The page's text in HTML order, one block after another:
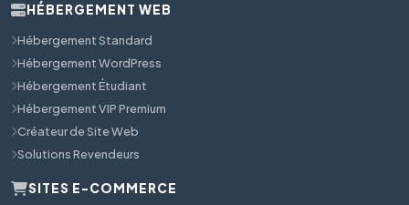
HÉBERGEMENT WEB
Hébergement Standard
Hébergement WordPress
Hébergement Étudiant
Hébergement VIP Premium
Créateur de Site Web
Solutions Revendeurs
SITES E-COMMERCE